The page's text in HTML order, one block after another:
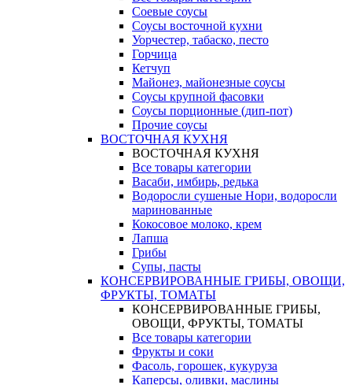
Соевые соусы
Соусы восточной кухни
Уорчестер, табаско, песто
Горчица
Кетчуп
Майонез, майонезные соусы
Соусы крупной фасовки
Соусы порционные (дип-пот)
Прочие соусы
ВОСТОЧНАЯ КУХНЯ
ВОСТОЧНАЯ КУХНЯ
Все товары категории
Васаби, имбирь, редька
Водоросли сушеные Нори, водоросли
маринованные
Кокосовое молоко, крем
Лапша
Грибы
Супы, пасты
КОНСЕРВИРОВАННЫЕ ГРИБЫ, ОВОЩИ,
ФРУКТЫ, ТОМАТЫ
КОНСЕРВИРОВАННЫЕ ГРИБЫ,
ОВОЩИ, ФРУКТЫ, ТОМАТЫ
Все товары категории
Фрукты и соки
Фасоль, горошек, кукуруза
Каперсы, оливки, маслины